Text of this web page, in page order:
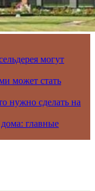
могут
может стать
нужно сделать на
главные